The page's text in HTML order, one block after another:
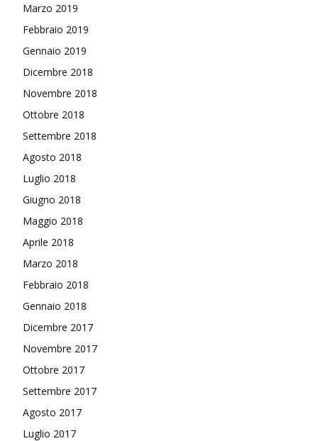
Marzo 2019
Febbraio 2019
Gennaio 2019
Dicembre 2018
Novembre 2018
Ottobre 2018
Settembre 2018
Agosto 2018
Luglio 2018
Giugno 2018
Maggio 2018
Aprile 2018
Marzo 2018
Febbraio 2018
Gennaio 2018
Dicembre 2017
Novembre 2017
Ottobre 2017
Settembre 2017
Agosto 2017
Luglio 2017